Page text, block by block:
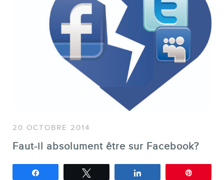
SERVICES
Conférences
Formations marketing en ligne
Formations marketing de
Audits web (SEO) et IA (GEO)
20 OCTOBRE 2014
Faut-il absolument être sur Facebook?